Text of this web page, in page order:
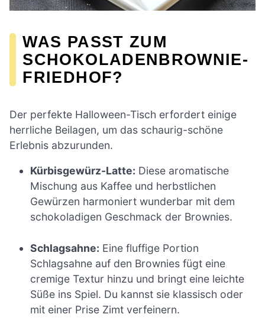
WAS PASST ZUM
SCHOKOLADENBROWNIE-
FRIEDHOF?
Der perfekte Halloween-Tisch erfordert einige
herrliche Beilagen, um das schaurig-schöne
Erlebnis abzurunden.
Kürbisgewürz-Latte: Diese aromatische
Mischung aus Kaffee und herbstlichen
Gewürzen harmoniert wunderbar mit dem
schokoladigen Geschmack der Brownies.
Schlagsahne: Eine fluffige Portion
Schlagsahne auf den Brownies fügt eine
cremige Textur hinzu und bringt eine leichte
Süße ins Spiel. Du kannst sie klassisch oder
mit einer Prise Zimt verfeinern.